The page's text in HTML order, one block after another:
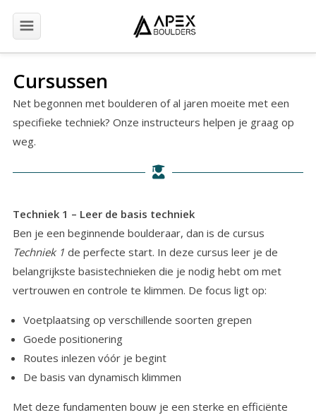
Eerste bezoek
Openingstijden
Jeugd
Events
Groepen
Contact
Cursussen
Net begonnen met boulderen of al jaren moeite met een
specifieke techniek? Onze instructeurs helpen je graag op
weg.
Techniek 1 – Leer de basis techniek
Ben je een beginnende boulderaar, dan is de cursus
Techniek 1 de perfecte start. In deze cursus leer je de
belangrijkste basistechnieken die je nodig hebt om met
vertrouwen en controle te klimmen. De focus ligt op:
Voetplaatsing op verschillende soorten grepen
Goede positionering
Routes inlezen vóór je begint
De basis van dynamisch klimmen
Met deze fundamenten bouw je een sterke en efficiënte